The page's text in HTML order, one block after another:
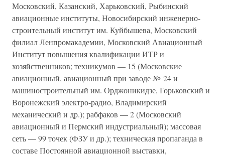
Московский, Казанский, Харьковский, Рыбинский
авиационные институты, Новосибирский инженерно-
строительный институт им. Куйбышева, Московский
филиал Ленпромакадемии, Московский Авиационный
Институт повышения квалификации ИТР и
хозяйственников; техникумов — 15 (Московские
авиационный, авиационный при заводе № 24 и
машиностроительный им. Орджоникидзе, Горьковский и
Воронежский электро-радио, Владимирский
механический и др.); рабфаков — 2 (Московский
авиационный и Пермский индустриальный); массовая
сеть — 99 точек (ФЗУ и др.); техническая пропаганда в
составе Постоянной авиационной выставки,